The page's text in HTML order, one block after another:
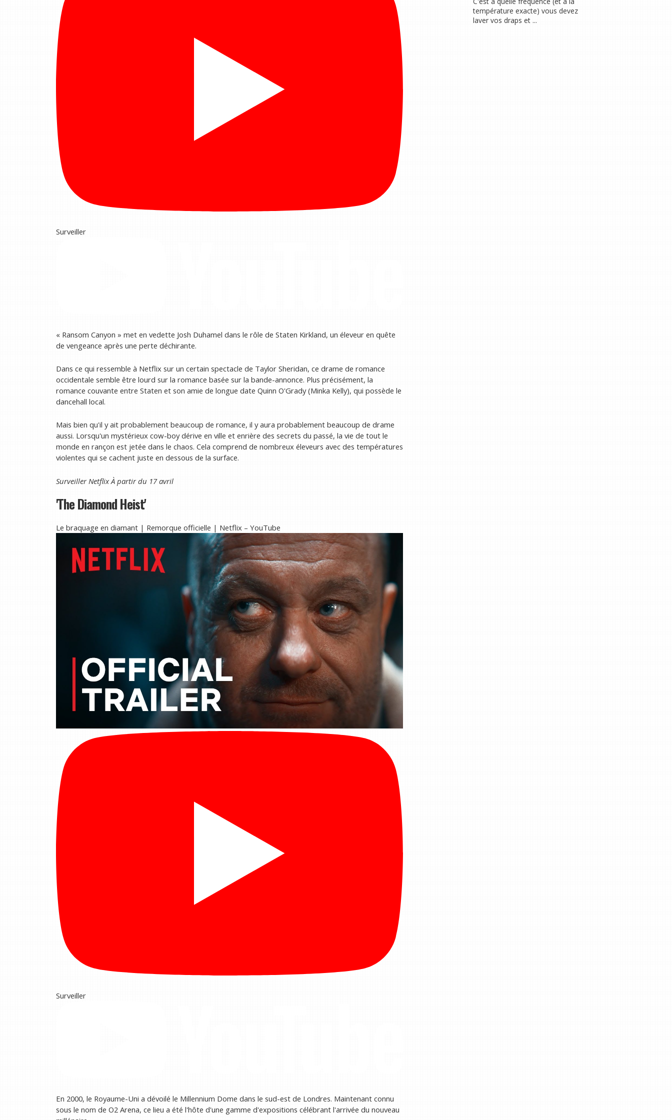
Surveiller
« Ransom Canyon » met en vedette Josh Duhamel dans le rôle de Staten Kirkland, un éleveur en quête
de vengeance après une perte déchirante.
Dans ce qui ressemble à Netflix sur un certain spectacle de Taylor Sheridan, ce drame de romance
occidentale semble être lourd sur la romance basée sur la bande-annonce. Plus précisément, la
romance couvante entre Staten et son amie de longue date Quinn O'Grady (Minka Kelly), qui possède le
dancehall local.
Mais bien qu'il y ait probablement beaucoup de romance, il y aura probablement beaucoup de drame
aussi. Lorsqu'un mystérieux cow-boy dérive en ville et enrière des secrets du passé, la vie de tout le
monde en rançon est jetée dans le chaos. Cela comprend de nombreux éleveurs avec des températures
violentes qui se cachent juste en dessous de la surface.
Surveiller NetflixÀ partir du 17 avril
'The Diamond Heist'
Le braquage en diamant | Remorque officielle | Netflix – YouTube
Surveiller
En 2000, le Royaume-Uni a dévoilé le Millennium Dome dans le sud-est de Londres. Maintenant connu
sous le nom de O2 Arena, ce lieu a été l'hôte d'une gamme d'expositions célébrant l'arrivée du nouveau
température exacte) vous devez
laver vos draps et ...